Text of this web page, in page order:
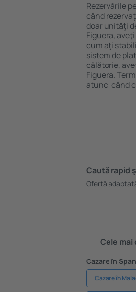
Rezervările
când
doar unităţi
Figuera,
cum aţi
sistem de
călătorie,
Figuera.
atunci când
Caută rapid
Ofertă
Cele
Cazare în
Cazare în